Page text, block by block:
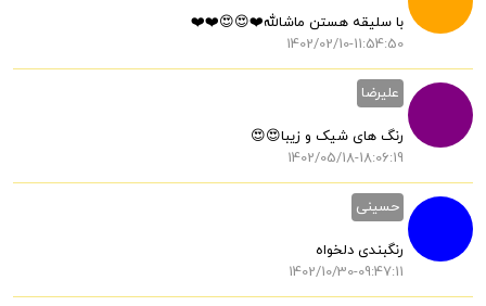
با سلیقه هستن ماشالله❤️😍😍❤️❤️
1402/02/10-11:54:50
علیرضا
رنگ های شیک و زیبا😍😍
1402/05/18-18:06:19
حسینی
رنگبندی دلخواه
1402/10/30-09:47:11